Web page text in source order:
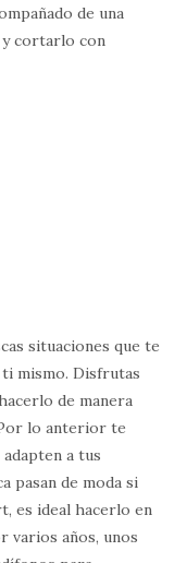
de una
y cortarlo con
situaciones que te
mismo. Disfrutas
de manera
lo anterior te
a tus
pasan de moda si
es ideal hacerlo en
varios años, unos